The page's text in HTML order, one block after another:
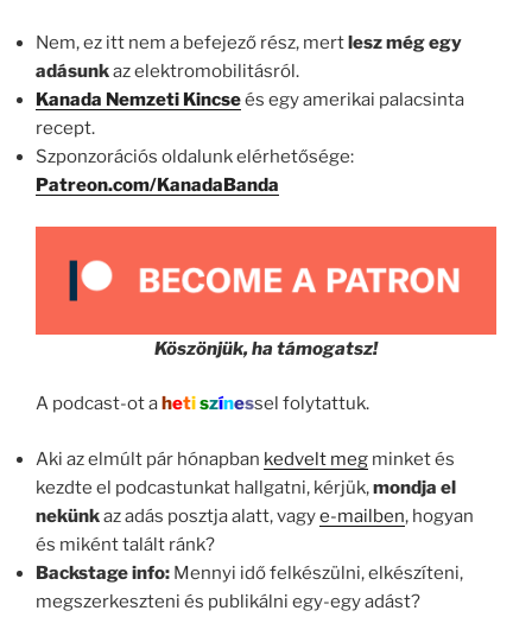
Nem, ez itt nem a befejező rész, mertlesz még egy
adásunkaz elektromobilitásról.
Kanada Nemzeti Kincseés egy amerikai palacsinta
recept.
Szponzorációs oldalunk elérhetősége:
Patreon.com/KanadaBanda
Köszönjük, ha támogatsz!
A podcast-ot a hetiszínessel folytattuk.
Aki az elmúlt pár hónapban kedvelt meg minket és
kezdte el podcastunkat hallgatni, kérjük,mondja el
nekünkaz adás posztja alatt, vagye-mailben, hogyan
és miként talált ránk?
Backstage info: Mennyi idő felkészülni, elkészíteni,
megszerkeszteni és publikálni egy-egy adást?